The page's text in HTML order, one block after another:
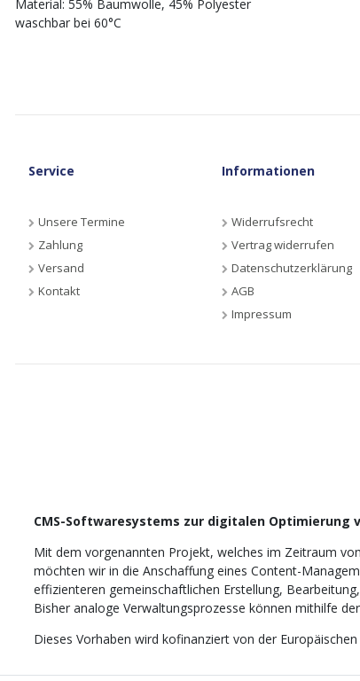
Material: 55% Baumwolle, 45% Polyester
waschbar bei 60°C
Service
Unsere Termine
Zahlung
Versand
Kontakt
Informationen
Widerrufsrecht
Vertrag widerrufen
Datenschutzerklärung
AGB
Impressum
CMS-Softwaresystems zur digitalen Optimierung
Mit dem vorgenannten Projekt, welches im Zeitraum
möchten wir in die Anschaffung eines Content-
effizienteren gemeinschaftlichen Erstellung,
Bisher analoge Verwaltungsprozesse können mithilfe
Dieses Vorhaben wird kofinanziert von der